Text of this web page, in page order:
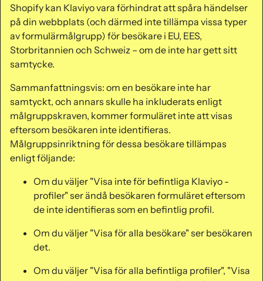
Shopify kan Klaviyo vara förhindrat att spåra händelser
på din webbplats (och därmed inte tillämpa vissa typer
av formulärmålgrupp) för besökare i EU, EES,
Storbritannien och Schweiz – om de inte har gett sitt
samtycke.
Sammanfattningsvis: om en besökare inte har
samtyckt, och annars skulle ha inkluderats enligt
målgruppskraven, kommer formuläret inte att visas
eftersom besökaren inte identifieras.
Målgruppsinriktning för dessa besökare tillämpas
enligt följande:
Om du väljer "Visa inte för befintliga Klaviyo -
profiler" ser ändå besökaren formuläret eftersom
de inte identifieras som en befintlig profil.
Om du väljer "Visa för alla besökare" ser besökaren
det.
Om du väljer "Visa för alla befintliga profiler", "Visa